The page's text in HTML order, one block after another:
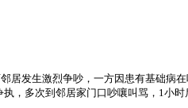
居发生激烈争吵，一方因患有基础病
，多次到邻居家门口吵嚷叫骂，1小